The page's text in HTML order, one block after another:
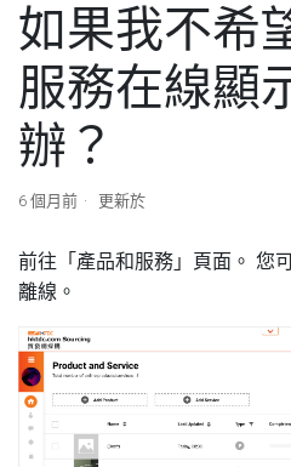
如果我不希
服務在線顯
辦？
6 個月前 更新於
前往「產品和服務」頁面。 您
離線。